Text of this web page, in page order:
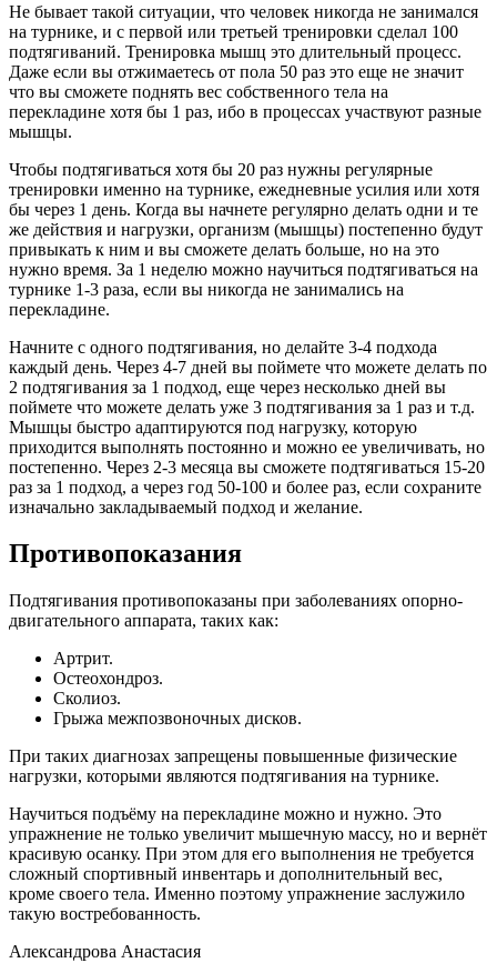
Не бывает такой ситуации, что человек никогда не занимался
на турнике, и с первой или третьей тренировки сделал 100
подтягиваний. Тренировка мышц это длительный процесс.
Даже если вы отжимаетесь от пола 50 раз это еще не значит
что вы сможете поднять вес собственного тела на
перекладине хотя бы 1 раз, ибо в процессах участвуют разные
мышцы.
Чтобы подтягиваться хотя бы 20 раз нужны регулярные
тренировки именно на турнике, ежедневные усилия или хотя
бы через 1 день. Когда вы начнете регулярно делать одни и те
же действия и нагрузки, организм (мышцы) постепенно будут
привыкать к ним и вы сможете делать больше, но на это
нужно время. За 1 неделю можно научиться подтягиваться на
турнике 1-3 раза, если вы никогда не занимались на
перекладине.
Начните с одного подтягивания, но делайте 3-4 подхода
каждый день. Через 4-7 дней вы поймете что можете делать по
2 подтягивания за 1 подход, еще через несколько дней вы
поймете что можете делать уже 3 подтягивания за 1 раз и т.д.
Мышцы быстро адаптируются под нагрузку, которую
приходится выполнять постоянно и можно ее увеличивать, но
постепенно. Через 2-3 месяца вы сможете подтягиваться 15-20
раз за 1 подход, а через год 50-100 и более раз, если сохраните
изначально закладываемый подход и желание.
Противопоказания
Подтягивания противопоказаны при заболеваниях опорно-
двигательного аппарата, таких как:
Артрит.
Остеохондроз.
Сколиоз.
Грыжа межпозвоночных дисков.
При таких диагнозах запрещены повышенные физические
нагрузки, которыми являются подтягивания на турнике.
Научиться подъёму на перекладине можно и нужно. Это
упражнение не только увеличит мышечную массу, но и вернёт
красивую осанку. При этом для его выполнения не требуется
сложный спортивный инвентарь и дополнительный вес,
кроме своего тела. Именно поэтому упражнение заслужило
такую востребованность.
Александрова Анастасия